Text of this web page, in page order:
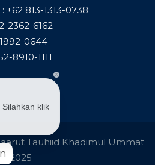
813-1313-0738
2362-6162
0644
8910-1111
Tauhiid Khadimul Ummat
2025
klik